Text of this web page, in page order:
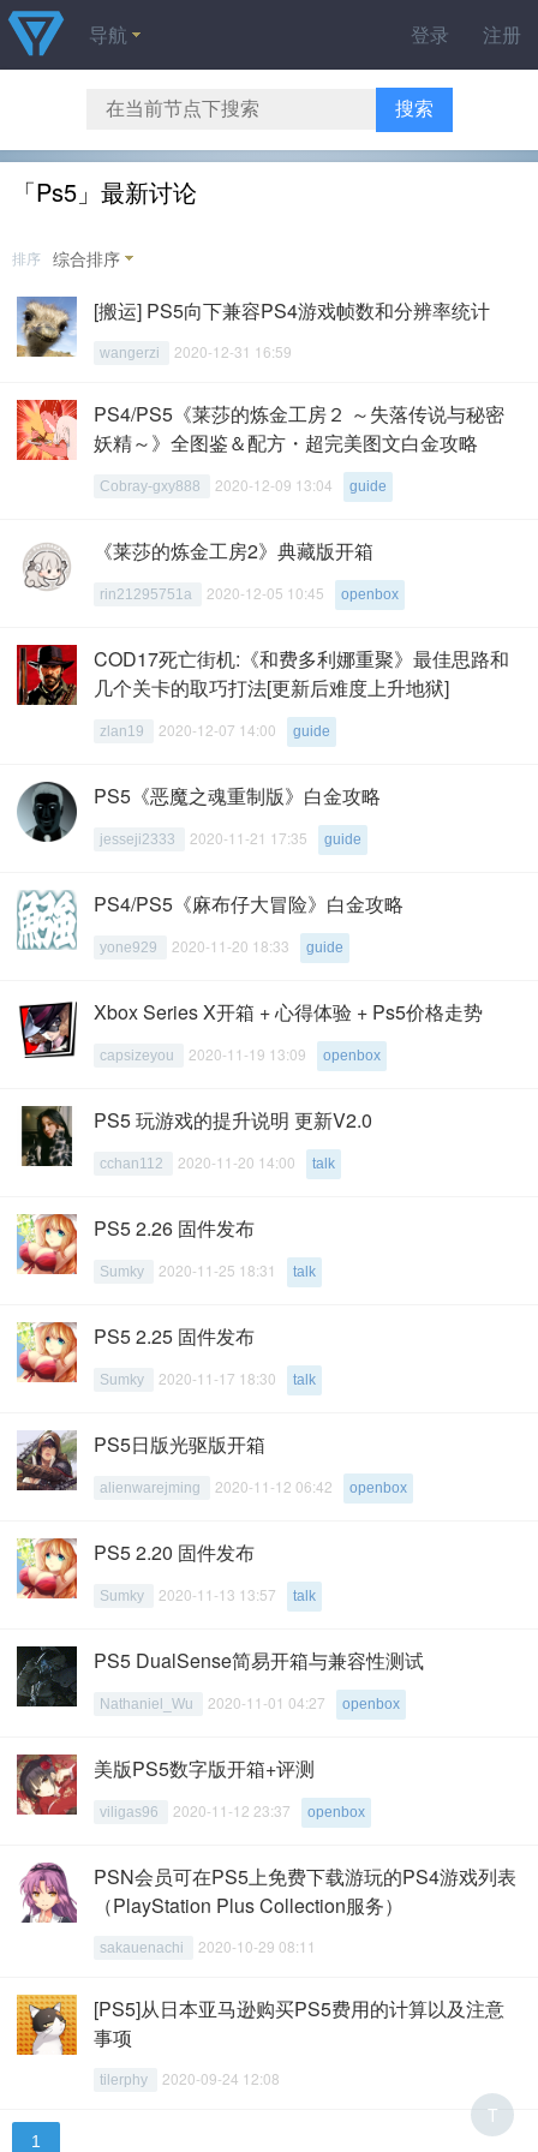
登录 注册
导航
搜索
「Ps5」最新讨论
排序 综合排序
[搬运] PS5向下兼容PS4游戏帧数和分辨率统计
wangerzi 2020-12-31 16:59
PS4/PS5《莱莎的炼金工房２ ～失落传说与秘密
妖精～》全图鉴＆配方・超完美图文白金攻略
Cobray-gxy888 2020-12-09 13:04 guide
《莱莎的炼金工房2》典藏版开箱
rin21295751a 2020-12-05 10:45 openbox
COD17死亡街机:《和费多利娜重聚》最佳思路和
几个关卡的取巧打法[更新后难度上升地狱]
zlan19 2020-12-07 14:00 guide
PS5《恶魔之魂重制版》白金攻略
jesseji2333 2020-11-21 17:35 guide
PS4/PS5《麻布仔大冒险》白金攻略
yone929 2020-11-20 18:33 guide
Xbox Series X开箱 + 心得体验 + Ps5价格走势
capsizeyou 2020-11-19 13:09 openbox
PS5 玩游戏的提升说明 更新V2.0
cchan112 2020-11-20 14:00 talk
PS5 2.26 固件发布
Sumky 2020-11-25 18:31 talk
PS5 2.25 固件发布
Sumky 2020-11-17 18:30 talk
PS5日版光驱版开箱
alienwarejming 2020-11-12 06:42 openbox
PS5 2.20 固件发布
Sumky 2020-11-13 13:57 talk
PS5 DualSense简易开箱与兼容性测试
Nathaniel_Wu 2020-11-01 04:27 openbox
美版PS5数字版开箱+评测
viligas96 2020-11-12 23:37 openbox
PSN会员可在PS5上免费下载游玩的PS4游戏列表
（PlayStation Plus Collection服务）
sakauenachi 2020-10-29 08:11
[PS5]从日本亚马逊购买PS5费用的计算以及注意
事项
tilerphy 2020-09-24 12:08
1
T